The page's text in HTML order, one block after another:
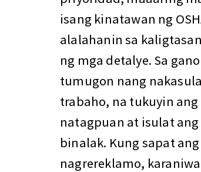
isang kinatawan ng
alalahanin sa
ng mga detalye. Sa
tumugon nang
trabaho, na tukuyin
natagpuan at isulat
binalak. Kung sapat
nagrereklamo,